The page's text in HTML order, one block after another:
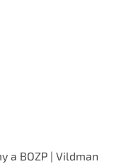
a BOZP | Vildman